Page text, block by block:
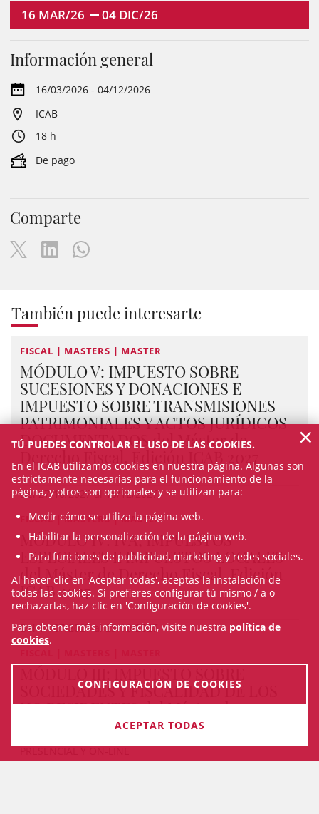
16 MAR/26 04 DIC/26
Información general
16/03/2026 - 04/12/2026
ICAB
18 h
De pago
Comparte
También puede interesarte
FISCAL | MASTERS | MASTER
MÓDULO V: IMPUESTO SOBRE
SUCESIONES Y DONACIONES E
IMPUESTO SOBRE TRANSMISIONES
PATRIMONIALES Y ACTOS JURÍDICOS
DOCUMENTADOS del Máster de
Derecho Fiscal, Edición ICAB 2027
Del 27/10/2027 al 15/12/2027
FISCAL | MASTERS | MASTER
MÓDULO IV: IVA, IMPUESTOS
ESPECIALES E IMPUESTOS LOCALES
del Máster de Derecho Fiscal, Edición
ICAB 2027
Del 14/07/2027 al 25/10/2027
MÓDULO III: IMPUESTO SOBRE
SOCIEDADES Y FISCALIDAD DE LOS
NO RESIDENTES del Máster de
Derecho Fiscal, Edición ICAB 2027
PRESENCIAL Y ON-LINE
TÚ PUEDES CONTROLAR EL USO DE LAS COOKIES.
En el ICAB utilizamos cookies en nuestra página. Algunas son
estrictamente necesarias para el funcionamiento de la
página, y otros son opcionales y se utilizan para:
Medir cómo se utiliza la página web.
Habilitar la personalización de la página web.
Para funciones de publicidad, marketing y redes sociales.
Al hacer clic en 'Aceptar todas', aceptas la instalación de
todas las cookies. Si prefieres configurar tú mismo / a o
rechazarlas, haz clic en 'Configuración de cookies'.
Para obtener más información, visite nuestra política de
cookies.
CONFIGURACIÓN DE COOKIES
ACEPTAR TODAS
×